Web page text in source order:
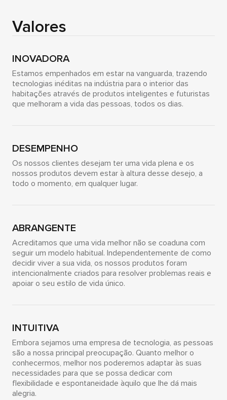
Valores
INOVADORA
Estamos empenhados em estar na vanguarda, trazendo
tecnologias inéditas na indústria para o interior das
habitações através de produtos inteligentes e futuristas
que melhoram a vida das pessoas, todos os dias.
DESEMPENHO
Os nossos clientes desejam ter uma vida plena e os
nossos produtos devem estar à altura desse desejo, a
todo o momento, em qualquer lugar.
ABRANGENTE
Acreditamos que uma vida melhor não se coaduna com
seguir um modelo habitual. Independentemente de como
decidir viver a sua vida, os nossos produtos foram
intencionalmente criados para resolver problemas reais e
apoiar o seu estilo de vida único.
INTUITIVA
Embora sejamos uma empresa de tecnologia, as pessoas
são a nossa principal preocupação. Quanto melhor o
conhecermos, melhor nos poderemos adaptar às suas
necessidades para que se possa dedicar com
flexibilidade e espontaneidade àquilo que lhe dá mais
alegria.